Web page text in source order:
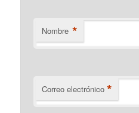
Nombre *
Correo electrónico *